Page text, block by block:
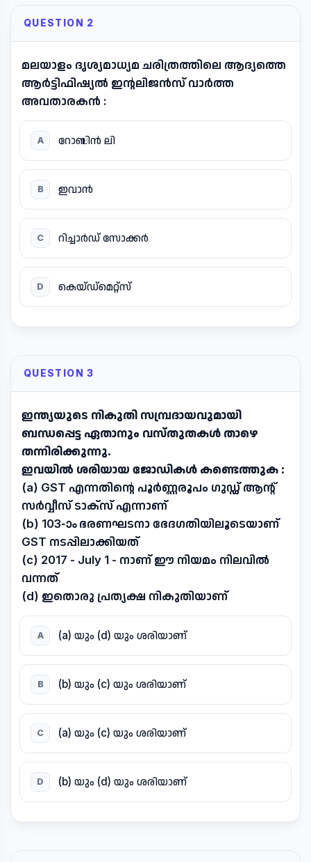
QUESTION 2
മലയാളം ദൃശ്യമാധ്യമ ചരിത്രത്തിലെ ആദ്യത്തെ
ആർട്ടിഫിഷ്യൽ ഇന്റലിജൻസ് വാർത്ത
അവതാരകൻ :
A റോബിൻ ലി
B ഇവാൻ
C റിച്ചാർഡ് സോക്കർ
D കെയ്ഡ്മെറ്റ്സ്
QUESTION 3
ഇന്ത്യയുടെ നികുതി സമ്പ്രദായവുമായി
ബന്ധപ്പെട്ട ഏതാനും വസ്തുതകൾ താഴെ
തന്നിരിക്കുന്നു.
ഇവയിൽ ശരിയായ ജോഡികൾ കണ്ടെത്തുക :
(a) GST എന്നതിന്റെ പൂർണ്ണരൂപം ഗുഡ്ഡ് ആന്റ്
സർവ്വീസ് ടാക്സ് എന്നാണ്
(b) 103-ാം ഭരണഘടനാ ഭേദഗതിയിലൂടെയാണ്
GST നടപ്പിലാക്കിയത്
(c) 2017 - July 1 - നാണ് ഈ നിയമം നിലവിൽ
വന്നത്
(d) ഇതൊരു പ്രത്യക്ഷ നികുതിയാണ്
A (a) യും (d) യും ശരിയാണ്
B (b) യും (c) യും ശരിയാണ്
C (a) യും (c) യും ശരിയാണ്
D (b) യും (d) യും ശരിയാണ്